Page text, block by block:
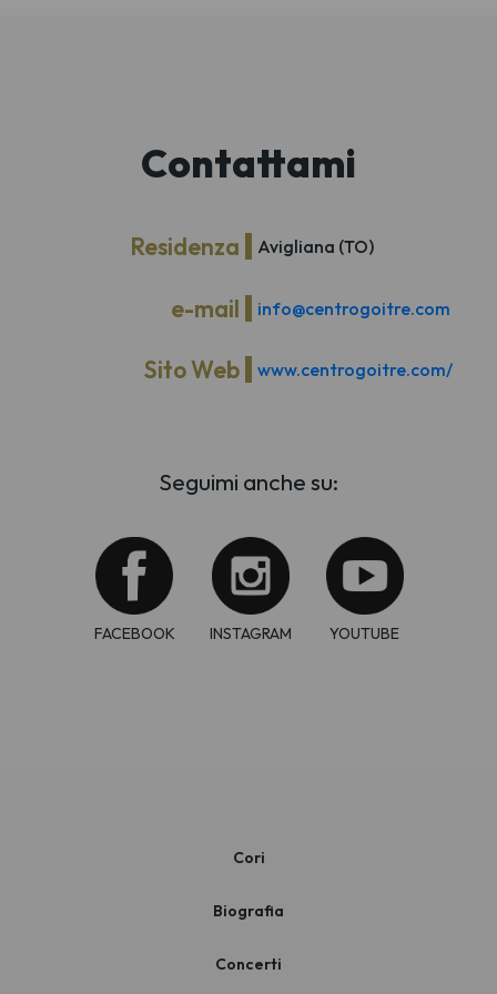
Contattami
Residenza Avigliana (TO)
e-mail info@centrogoitre.com
Sito Web www.centrogoitre.com/
Seguimi anche su:
FACEBOOK INSTAGRAM YOUTUBE
Cori
Biografia
Concerti